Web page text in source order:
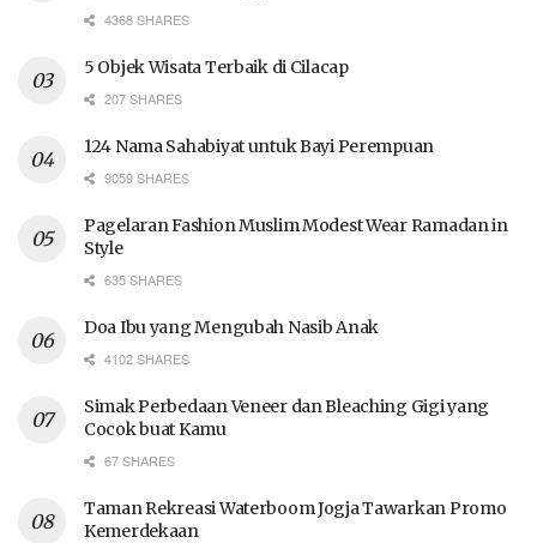
4368 SHARES
5 Objek Wisata Terbaik di Cilacap
207 SHARES
124 Nama Sahabiyat untuk Bayi Perempuan
9059 SHARES
Pagelaran Fashion Muslim Modest Wear Ramadan in
Style
635 SHARES
Doa Ibu yang Mengubah Nasib Anak
4102 SHARES
Simak Perbedaan Veneer dan Bleaching Gigi yang
Cocok buat Kamu
67 SHARES
Taman Rekreasi Waterboom Jogja Tawarkan Promo
Kemerdekaan